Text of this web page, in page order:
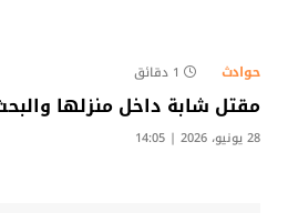
حوادث 1 دقائق
مقتل شابة داخل منزلها
28 يونيو، 2026 | 14:05